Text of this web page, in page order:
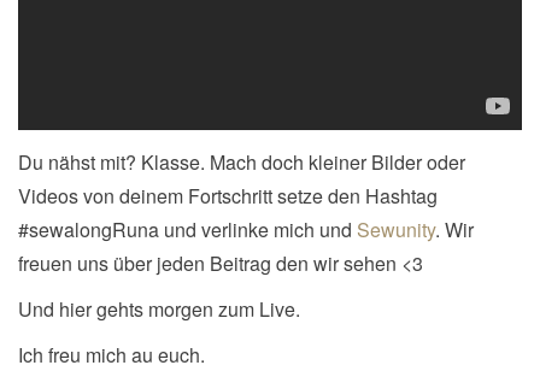
Du nähst mit? Klasse. Mach doch kleiner Bilder oder
Videos von deinem Fortschritt setze den Hashtag
#sewalongRuna und verlinke mich und Sewunity. Wir
freuen uns über jeden Beitrag den wir sehen <3
Und hier gehts morgen zum Live.
Ich freu mich au euch.